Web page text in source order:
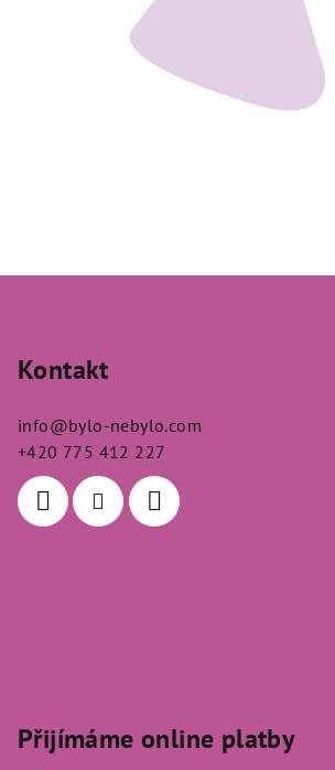
pKontakt
info@bylo-nebylo.com
+420 775 412 227
Přijímáme online platby